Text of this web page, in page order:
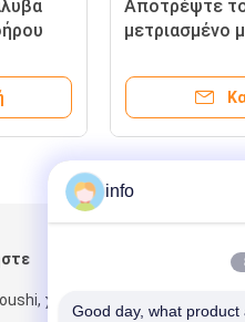
Αποτρέψτε
μετριασμένο
σιδήρου τη
ασφαλείας
χωριό
Στείλτε
info
Good day, what product